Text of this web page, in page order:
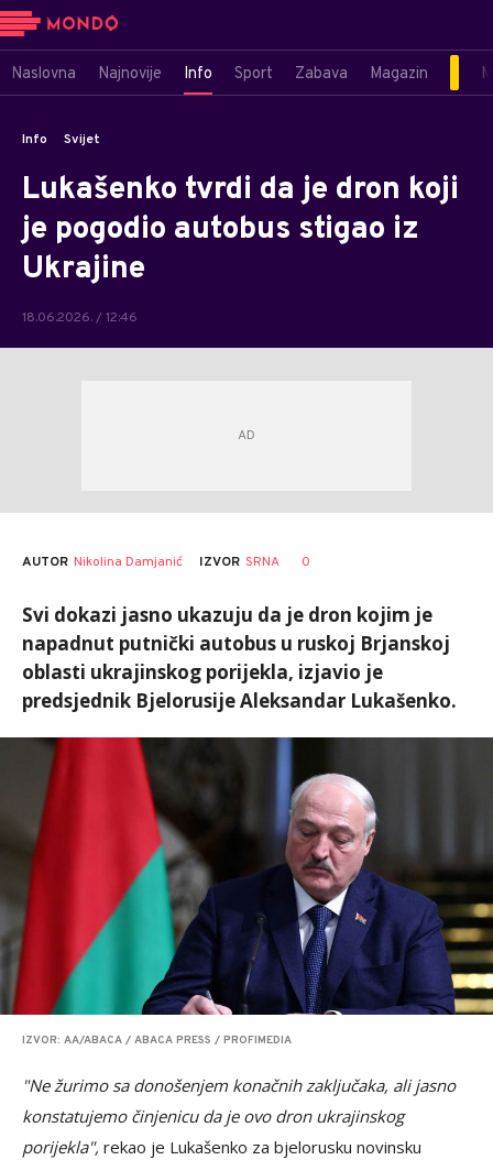
Naslovna Najnovije Info Sport Zabava Magazin
Info Svijet
Lukašenko tvrdi da je dron koji
je pogodio autobus stigao iz
Ukrajine
18.06.2026. / 12:46
AUTOR Nikolina Damjanić IZVOR SRNA 0
Svi dokazi jasno ukazuju da je dron kojim je
napadnut putnički autobus u ruskoj Brjanskoj
oblasti ukrajinskog porijekla, izjavio je
predsjednik Bjelorusije Aleksandar Lukašenko.
IZVOR: AA/ABACA / ABACA PRESS / PROFIMEDIA
"Ne žurimo sa donošenjem konačnih zaključaka, ali jasno
konstatujemo činjenicu da je ovo dron ukrajinskog
porijekla", rekao je Lukašenko za bjelorusku novinsku